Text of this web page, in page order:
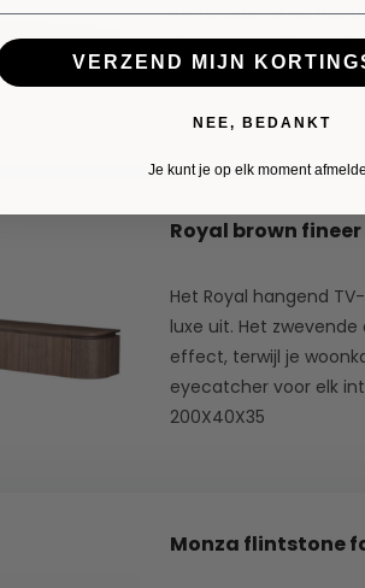
een moderne en
design oogt alles
Royal brown
Het Royal hangend
luxe uit. Het
effect, terwijl je
eyecatcher voor elk
200X40X35
Monza flintstone
VERZEND MIJN
NEE, BEDANKT
Je kunt je op elk moment